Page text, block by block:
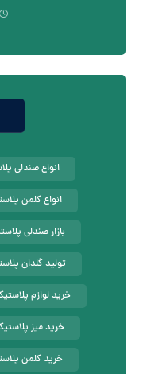
انواع صندلی
انواع کلمن
بازار صندلی
تولید گلدان
خرید لوازم
خرید میز
خرید کلمن